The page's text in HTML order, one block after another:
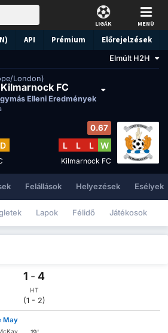
LIGÁK MENÜ
API Prémium Előrejelzések
Elmúlt H2H
London)
FC
Elleni Eredmények
D
0.67
L L L W
Kilmarnock FC
Felállások Helyezések Esélyek
Lapok Félidő Játékosok
1 - 4
HT
(1 - 2)
May